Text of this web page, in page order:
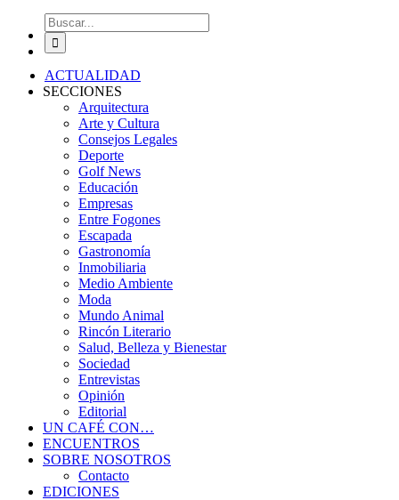
Buscar:
ACTUALIDAD
SECCIONES
Arquitectura
Arte y Cultura
Consejos Legales
Deporte
Golf News
Educación
Empresas
Entre Fogones
Escapada
Gastronomía
Inmobiliaria
Medio Ambiente
Moda
Mundo Animal
Rincón Literario
Salud, Belleza y Bienestar
Sociedad
Entrevistas
Opinión
Editorial
UN CAFÉ CON…
ENCUENTROS
SOBRE NOSOTROS
Contacto
EDICIONES